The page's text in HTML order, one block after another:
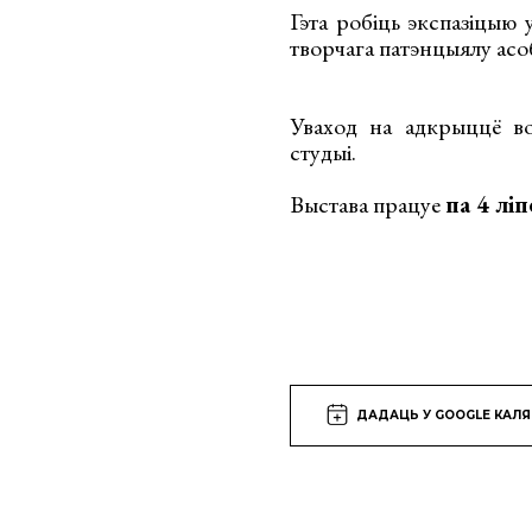
Гэта робіць
творчага патэнцыялу
Уваход на адкрыццё
студыі.
Выстава працуепа 4
ДАДАЦЬ У GOOGLE